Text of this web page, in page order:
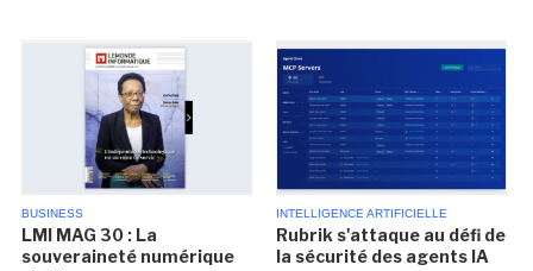
BUSINESS
LMI MAG 30 : La
souveraineté numérique
INTELLIGENCE ARTIFICIELLE
Rubrik s'attaque au défi de
la sécurité des agents IA